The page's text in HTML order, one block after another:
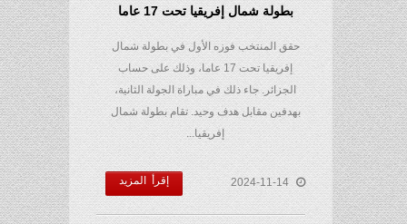
بطولة شمال إفريقيا تحت 17 عاما
حقق المنتخب فوزه الأول في بطولة شمال
إفريقيا تحت 17 عاما، وذلك على حساب
الجزائر. جاء ذلك في مباراة الجولة الثانية،
بهدفين مقابل هدف وحيد. تقام بطولة شمال
إفريقيا...
2024-11-14 إقرأ المزيد